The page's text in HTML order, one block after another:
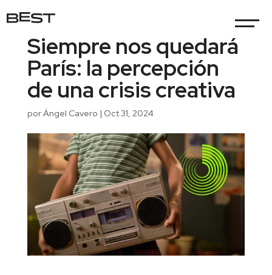
Siempre nos quedará
París: la percepción
de una crisis creativa
porÁngel Cavero | Oct 31, 2024